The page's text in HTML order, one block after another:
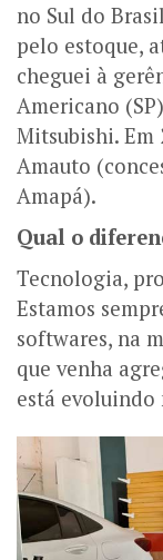
no Sul do
pelo estoque,
cheguei à
Americano
Mitsubishi. Em
Amauto
Amapá).
Qual o
Tecnologia,
Estamos
softwares, na
que venha
está